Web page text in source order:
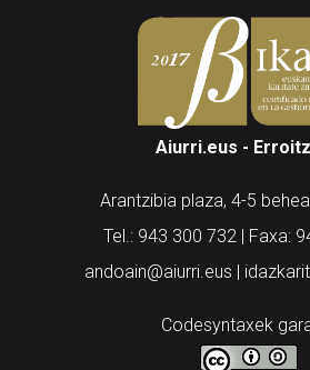
Aiurri.eus -
Arantzibia plaza, 4-5
Tel.: 943 300 732 | Faxa:
andoain@aiurri.eus |
Codesyntaxek